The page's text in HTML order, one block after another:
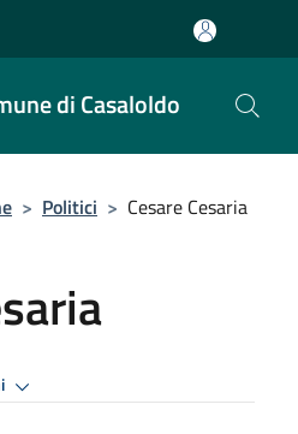
di Casaloldo
> Politici > Cesare Cesaria